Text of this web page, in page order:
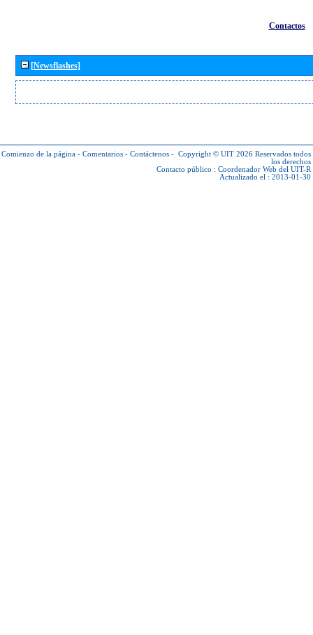
Contactos
[Newsflashes]
Comienzo de la página - Comentarios - Contáctenos - Copyright © UIT 2026 Reservados todos
los derechos
Contacto público : Coordenador Web del UIT-R
Actualizado el : 2013-01-30